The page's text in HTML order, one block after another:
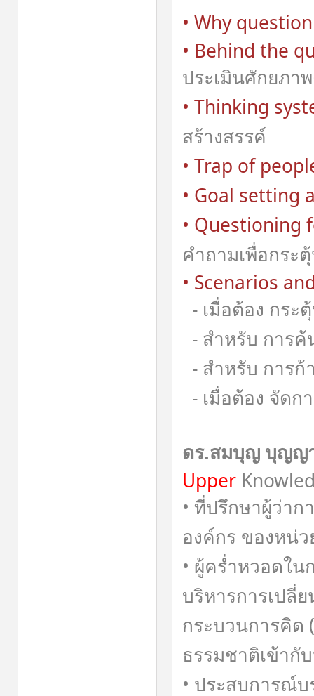
• Why
• Behind the
ประเมินศักยภา
• Thinking
สร้างสรรค์
• Trap of
• Goal setting
• Questioning
คำถามเพื่อกระ
• Scenarios
- เมื่อต้อง กระ
- สำหรับ การ
- สำหรับ การ
- เมื่อต้อง จัด
ดร.สมบุญ บุญญ
Upper
• ที่ปรึกษาผู้ว่า
องค์กร ของหน่
• ผู้คร่ำหวอดใ
บริหารการเปลี่
กระบวนการคิด
ธรรมชาติเข้ากั
• ประสบการณ์